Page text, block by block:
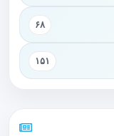
۶۸
۱۵۱